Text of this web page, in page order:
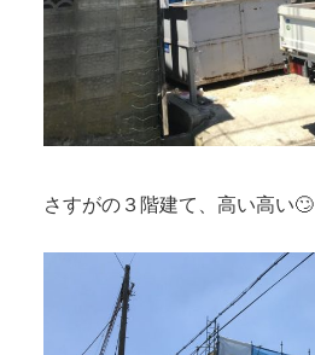
さすがの３階建て、高い高い🙄